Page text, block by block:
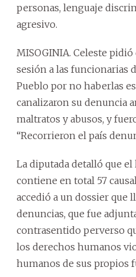
personas, lenguaje
agresivo.
MISOGINIA. Celeste
sesión a las funcionarias
Pueblo por no haberlas
canalizaron su denuncia
maltratos y abusos, y
“Recorrieron el país
La diputada detalló que
contiene en total 57
accedió a un dossier que
denuncias, que fue
contrasentido perverso
los derechos humanos
humanos de sus propios